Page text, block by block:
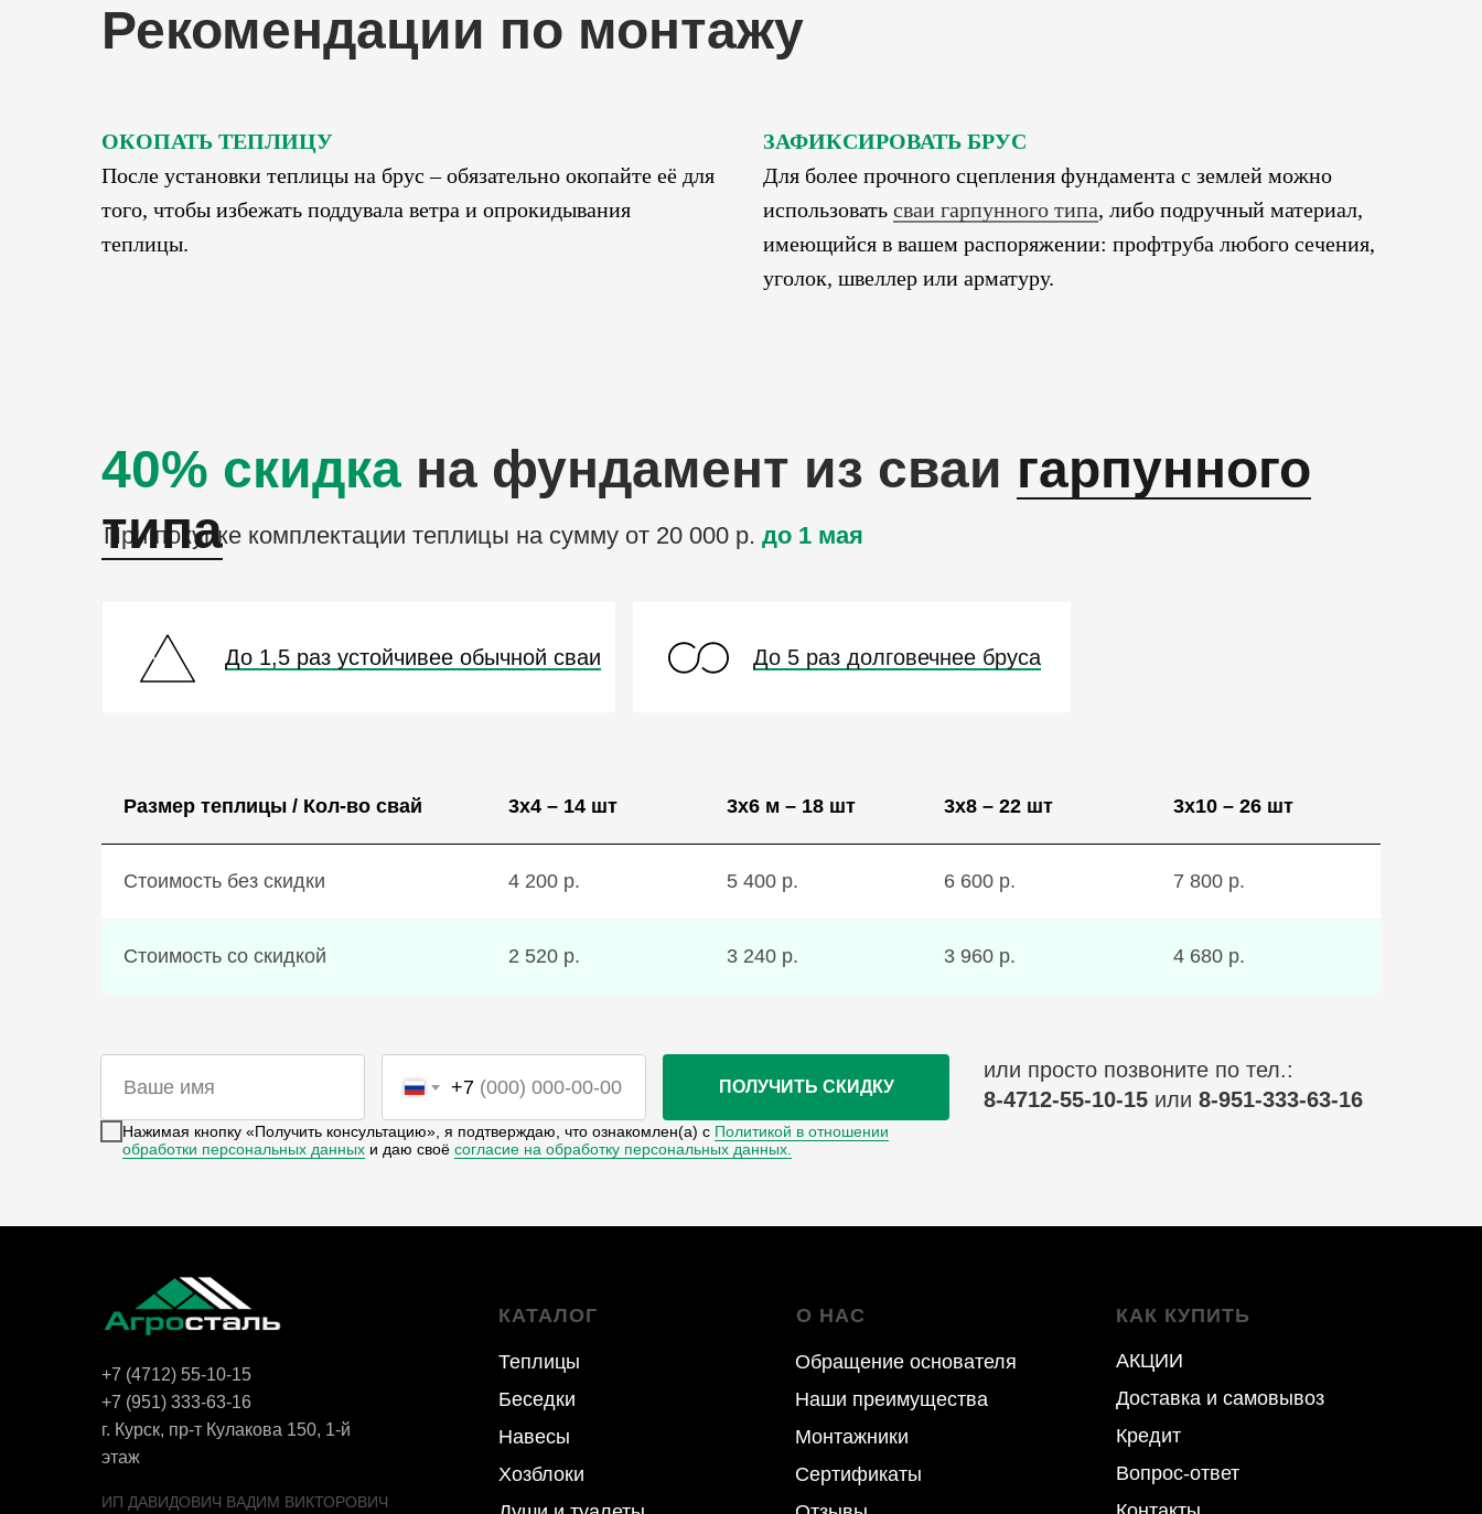
Рекомендации по монтажу
ОКОПАТЬ ТЕПЛИЦУ
После установки теплицы на брус – обязательно окопайте её для
того, чтобы избежать поддувала ветра и опрокидывания
теплицы.
ЗАФИКСИРОВАТЬ БРУС
Для более прочного сцепления фундамента с землей можно
использовать сваи гарпунного типа, либо подручный материал,
имеющийся в вашем распоряжении: профтруба любого сечения,
уголок, швеллер или арматуру.
При покупке комплектации теплицы на сумму от 20 000 р. до 1 мая
40% скидка на фундамент из сваи гарпунного
типа
До 1,5 раз устойчивее обычной сваи До 5 раз долговечнее бруса
Размер теплицы / Кол-во свай 3х4 – 14 шт 3х6 м – 18 шт 3х8 – 22 шт 3х10 – 26 шт
Стоимость без скидки 4 200 р. 5 400 р. 6 600 р. 7 800 р.
Стоимость со скидкой 2 520 р. 3 240 р. 3 960 р. 4 680 р.
+7
Нажимая кнопку «Получить консультацию», я подтверждаю, что ознакомлен(а) с Политикой в отношении
обработки персональных данных и даю своё согласие на обработку персональных данных.
ПОЛУЧИТЬ СКИДКУ
или просто позвоните по тел.:
8-4712-55-10-15 или 8-951-333-63-16
8-4712-55-10-15
или
8-951-333-63-16
КАТАЛОГ
Теплицы
Беседки
Навесы
Хозблоки
О НАС
Обращение основателя
Наши преимущества
Монтажники
Сертификаты
ИП ДАВИДОВИЧ ВАДИМ ВИКТОРОВИЧ
+7 (4712) 55-10-15
+7 (951) 333-63-16
г. Курск, пр-т Кулакова 150, 1-й
этаж
АКЦИИ
Доставка и самовывоз
Кредит
Вопрос-ответ
КАК КУПИТЬ